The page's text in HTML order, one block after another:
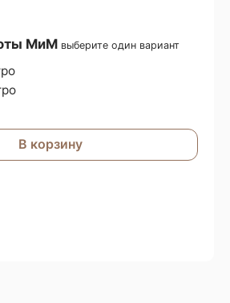
МиМ выберите один вариант
В корзину